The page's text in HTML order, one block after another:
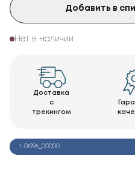
Добавить в
Нет в наличии
Доставка
с
трекингом
1-01996_00000